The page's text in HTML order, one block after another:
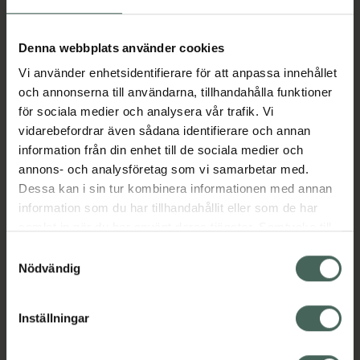
Denna webbplats använder cookies
Vi använder enhetsidentifierare för att anpassa innehållet
och annonserna till användarna, tillhandahålla funktioner
för sociala medier och analysera vår trafik. Vi
vidarebefordrar även sådana identifierare och annan
information från din enhet till de sociala medier och
annons- och analysföretag som vi samarbetar med.
Dessa kan i sin tur kombinera informationen med annan
information som du har tillhandahållit eller som de har
återkalla ditt samtycke via webbplatsens
cookieinställningar. Ett återkallat samtycke påverkar inte
lagligheten av behandling som skett innan återkallelsen.
Nödvändig
Inställningar
Fler produkter från Lyrica
Beskrivning Dölj
Läs alltid bipacksedeln innan
användning.
EAN:07046265428794
Visa